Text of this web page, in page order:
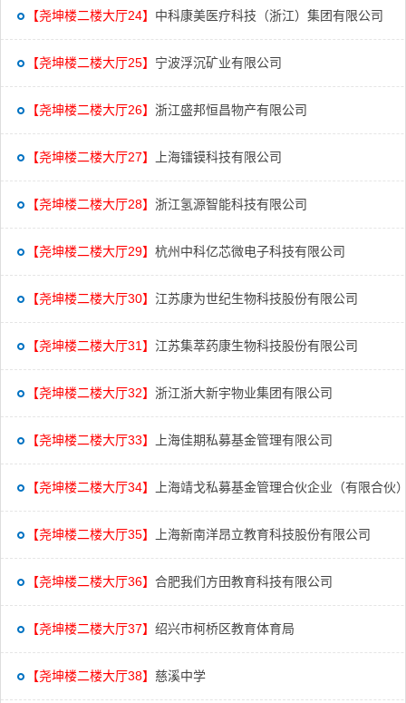
【尧坤楼二楼大厅24】 中科康美医疗科技（浙江）集团有限公司
【尧坤楼二楼大厅25】 宁波浮沉矿业有限公司
【尧坤楼二楼大厅26】 浙江盛邦恒昌物产有限公司
【尧坤楼二楼大厅27】 上海镭镆科技有限公司
【尧坤楼二楼大厅28】 浙江氢源智能科技有限公司
【尧坤楼二楼大厅29】 杭州中科亿芯微电子科技有限公司
【尧坤楼二楼大厅30】 江苏康为世纪生物科技股份有限公司
【尧坤楼二楼大厅31】 江苏集萃药康生物科技股份有限公司
【尧坤楼二楼大厅32】 浙江浙大新宇物业集团有限公司
【尧坤楼二楼大厅33】 上海佳期私募基金管理有限公司
【尧坤楼二楼大厅34】 上海靖戈私募基金管理合伙企业（有限合伙
【尧坤楼二楼大厅35】 上海新南洋昂立教育科技股份有限公司
【尧坤楼二楼大厅36】 合肥我们方田教育科技有限公司
【尧坤楼二楼大厅37】 绍兴市柯桥区教育体育局
【尧坤楼二楼大厅38】 慈溪中学